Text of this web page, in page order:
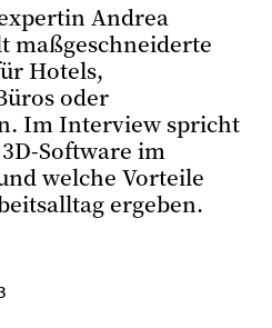
Andrea
maßgeschneiderte
Hotels,
oder
Im Interview spricht
Software im
welche Vorteile
ergeben.